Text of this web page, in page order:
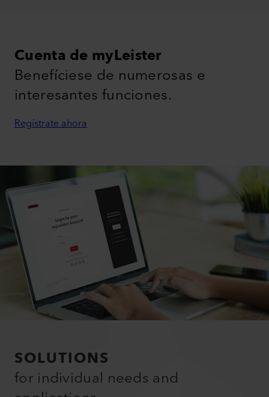
Cuenta de myLeister
Benefíciese de numerosas e
interesantes funciones.
Regístrate ahora
SOLUTIONS
for individual needs and